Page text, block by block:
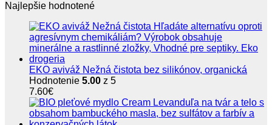
bola:
je:
Najlepšie hodnotené
EKO aviváž Nežná čistota bez silikónov, organická
Hodnotenie 5.00 z 5
7.60€